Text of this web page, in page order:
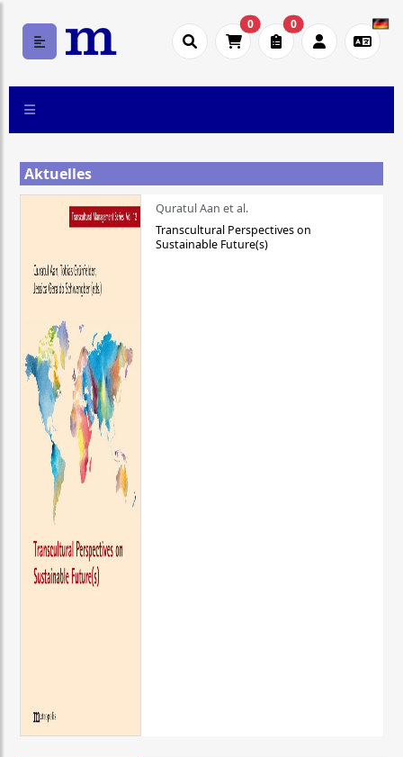
0 0
Aktuelles
Quratul Aan et al.
Transcultural Perspectives on
Sustainable Future(s)